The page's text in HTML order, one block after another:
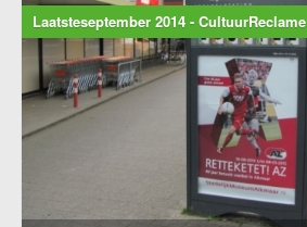
Over ons
Media
Onze visie
Laatsteseptember 2014 - CultuurReclame